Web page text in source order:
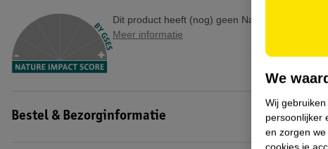
Dit product heeft (nog) geen Nature Impact
Meer informatie
Bestel & Bezorginformatie
We
Wij
persoonlijker
en zorgen
cookies je